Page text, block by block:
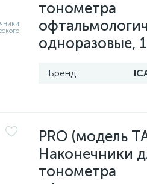
тонометра
одноразовые,
Бренд
PRO (модель
Наконечники
тонометра